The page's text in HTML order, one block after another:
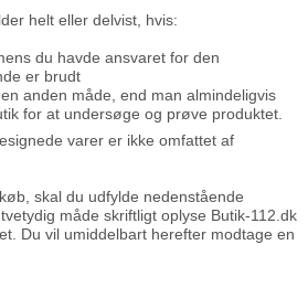
helt eller delvist, hvis:
du havde ansvaret for den
er brudt
anden måde, end man almindeligvis
for at undersøge og prøve produktet.
varer er ikke omfattet af
skal du udfylde nedenstående
måde skriftligt oplyse Butik-112.dk
Du vil umiddelbart herefter modtage en